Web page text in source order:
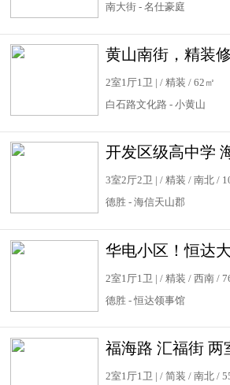
南大街 - 名仕豪庭
2室1厅1卫 | / 精装 / 62㎡
白石路文化路 - 小黄山
3室2厅2卫 | / 精装 / 南北 /
德胜 - 海信天山郡
2室1厅1卫 | / 精装 / 西南 /
德胜 - 恒达领事馆
福海路 汇福街 两
2室1厅1卫 | / 简装 / 南北 /